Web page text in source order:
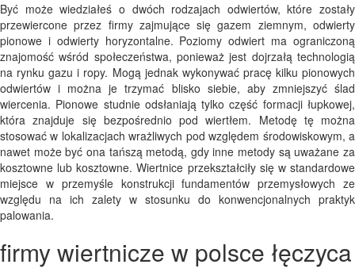
Być może wiedziałeś o dwóch rodzajach odwiertów, które zostały
przewiercone przez firmy zajmujące się gazem ziemnym, odwierty
pionowe i odwierty horyzontalne. Poziomy odwiert ma ograniczoną
znajomość wśród społeczeństwa, ponieważ jest dojrzałą technologią
na rynku gazu i ropy. Mogą jednak wykonywać pracę kilku pionowych
odwiertów i można je trzymać blisko siebie, aby zmniejszyć ślad
wiercenia. Pionowe studnie odsłaniają tylko część formacji łupkowej,
która znajduje się bezpośrednio pod wiertłem. Metodę tę można
stosować w lokalizacjach wrażliwych pod względem środowiskowym, a
nawet może być ona tańszą metodą, gdy inne metody są uważane za
kosztowne lub kosztowne. Wiertnice przekształciły się w standardowe
miejsce w przemyśle konstrukcji fundamentów przemysłowych ze
względu na ich zalety w stosunku do konwencjonalnych praktyk
palowania.
firmy wiertnicze w polsce łęczyca